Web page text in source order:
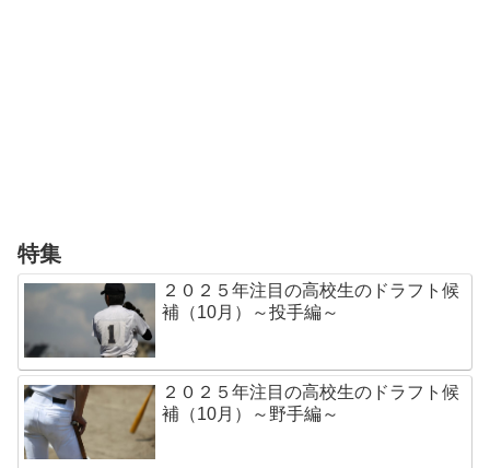
特集
２０２５年注目の高校生のドラフト候
補（10月）～投手編～
２０２５年注目の高校生のドラフト候
補（10月）～野手編～